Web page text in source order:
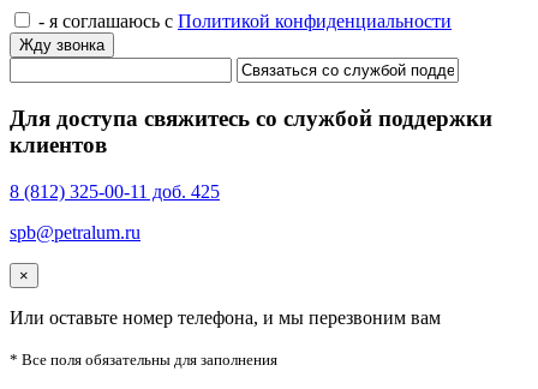
- я соглашаюсь с Политикой конфиденциальности
Жду звонка
Для доступа свяжитесь со службой поддержки
клиентов
8 (812) 325-00-11 доб. 425
spb@petralum.ru
×
Или оставьте номер телефона, и мы перезвоним вам
* Все поля обязательны для заполнения